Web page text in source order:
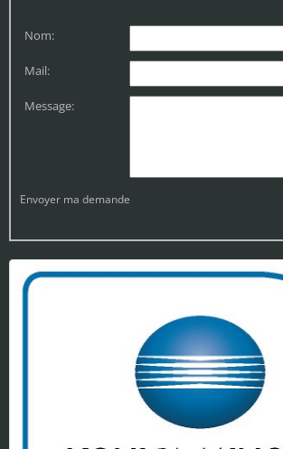
Nom:
Mail:
Message:
Envoyer ma demande